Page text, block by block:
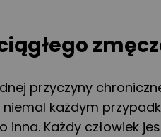
przyczyny
każdym
inna. Każdy człowiek